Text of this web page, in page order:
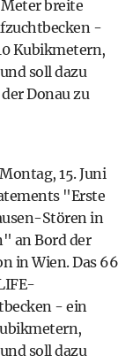
breite
-
Kubikmetern,
soll dazu
Donau zu
15. Juni
"Erste
Stören in
an Bord der
in Wien. Das 66
- ein
soll dazu